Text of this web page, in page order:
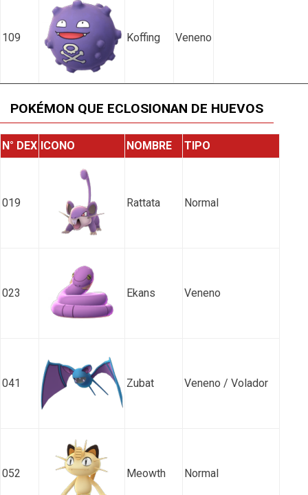
109 Koffing Veneno
POKÉMON QUE ECLOSIONAN DE HUEVOS
N° DEX ICONO NOMBRE TIPO
019 Rattata Normal
023 Ekans Veneno
041 Zubat Veneno / Volador
052 Meowth Normal